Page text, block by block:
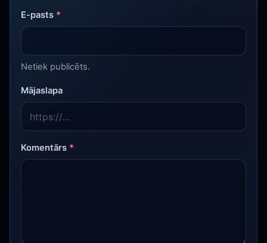
E-pasts *
Netiek publicēts.
Mājaslapa
Komentārs *